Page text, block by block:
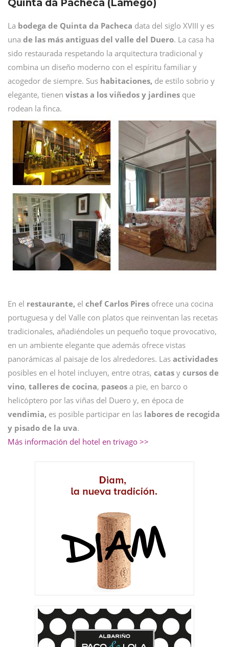
Quinta da Pacheca (Lamego)
La bodega de Quinta da Pacheca data del siglo XVIII y es
una de las más antiguas del valle del Duero. La casa ha
sido restaurada respetando la arquitectura tradicional y
combina un diseño moderno con el espíritu familiar y
acogedor de siempre. Sus habitaciones, de estilo sobrio y
elegante, tienen vistas a los viñedos y jardines que
rodean la finca.
En el restaurante, el chef Carlos Pires ofrece una cocina
portuguesa y del Valle con platos que reinventan las recetas
tradicionales, añadiéndoles un pequeño toque provocativo,
en un ambiente elegante que además ofrece vistas
panorámicas al paisaje de los alrededores. Las actividades
posibles en el hotel incluyen, entre otras, catas y cursos de
vino, talleres de cocina, paseos a pie, en barco o
helicóptero por las viñas del Duero y, en época de
vendimia, es posible participar en las labores de recogida
y pisado de la uva.
Más información del hotel en trivago >>